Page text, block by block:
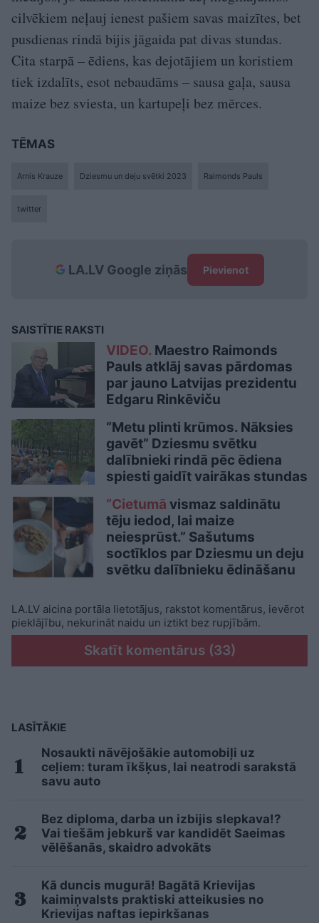
cilvēkiem neļauj ienest pašiem savas maizītes, bet
pusdienas rindā bijis jāgaida pat divas stundas.
Cita starpā – ēdiens, kas dejotājiem un koristiem
tiek izdalīts, esot nebaudāms – sausa gaļa, sausa
maize bez sviesta, un kartupeļi bez mērces.
TĒMAS
Arnis Krauze Dziesmu un deju svētki 2023 Raimonds Pauls
twitter
LA.LV Google ziņās Pievienot
SAISTĪTIE RAKSTI
VIDEO. Maestro Raimonds
Pauls atklāj savas pārdomas
par jauno Latvijas prezidentu
Edgaru Rinkēviču
“Metu plinti krūmos. Nāksies
gavēt” Dziesmu svētku
dalībnieki rindā pēc ēdiena
spiesti gaidīt vairākas stundas
“Cietumā vismaz saldinātu
tēju iedod, lai maize
neiesprūst.” Sašutums
soctīklos par Dziesmu un deju
svētku dalībnieku ēdināšanu
LA.LV aicina portāla lietotājus, rakstot komentārus, ievērot
pieklājību, nekurināt naidu un iztikt bez rupjībām.
Skatīt komentārus (33)
LASĪTĀKIE
Nosaukti nāvējošākie automobiļi uz
ceļiem: turam īkšķus, lai neatrodi sarakstā
savu auto
Bez diploma, darba un izbijis slepkava!?
Vai tiešām jebkurš var kandidēt Saeimas
vēlēšanās, skaidro advokāts
Kā duncis mugurā! Bagātā Krievijas
kaimiņvalsts praktiski atteikusies no
Krievijas naftas iepirkšanas